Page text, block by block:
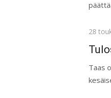
Posted
28
Taas